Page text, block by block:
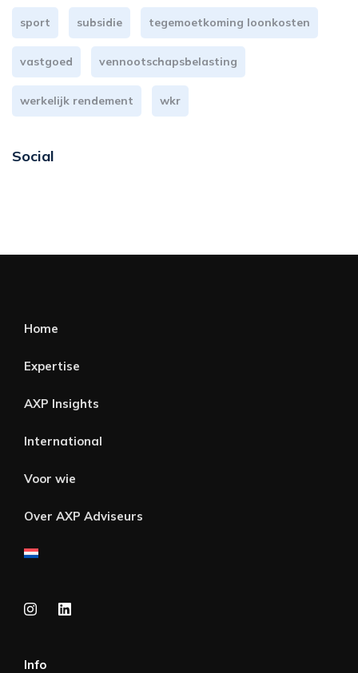
sport subsidie tegemoetkoming loonkosten
vastgoed vennootschapsbelasting
werkelijk rendement wkr
Social
Home
Expertise
AXP Insights
International
Voor wie
Over AXP Adviseurs
Info